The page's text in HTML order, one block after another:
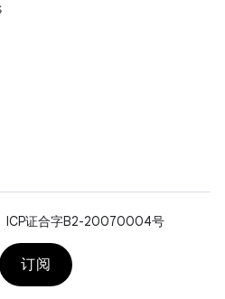
ICP证合字B2-20070004号
订阅